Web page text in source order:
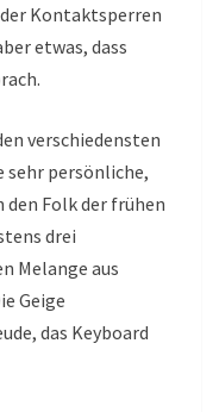
Kontaktsperren
etwas, dass
verschiedensten
sehr persönliche,
den Folk der frühen
drei
Melange aus
Geige
das Keyboard